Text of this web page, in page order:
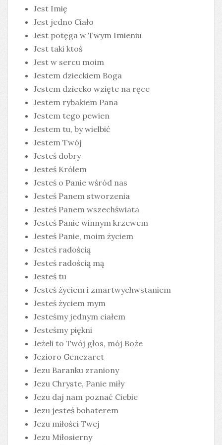
Jest Imię
Jest jedno Ciało
Jest potęga w Twym Imieniu
Jest taki ktoś
Jest w sercu moim
Jestem dzieckiem Boga
Jestem dziecko wzięte na ręce
Jestem rybakiem Pana
Jestem tego pewien
Jestem tu, by wielbić
Jestem Twój
Jesteś dobry
Jesteś Królem
Jesteś o Panie wśród nas
Jesteś Panem stworzenia
Jesteś Panem wszechświata
Jesteś Panie winnym krzewem
Jesteś Panie, moim życiem
Jesteś radością
Jesteś radością mą
Jesteś tu
Jesteś życiem i zmartwychwstaniem
Jesteś życiem mym
Jesteśmy jednym ciałem
Jesteśmy piękni
Jeżeli to Twój głos, mój Boże
Jezioro Genezaret
Jezu Baranku zraniony
Jezu Chryste, Panie miły
Jezu daj nam poznać Ciebie
Jezu jesteś bohaterem
Jezu miłości Twej
Jezu Miłosierny